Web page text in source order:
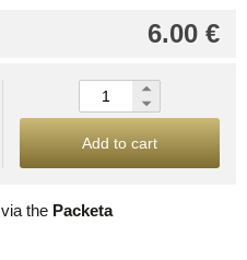
6.00 €
Add to cart
via the Packeta